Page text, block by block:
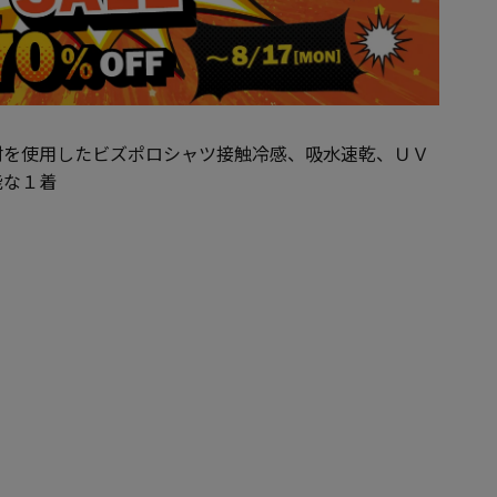
使用したビズポロシャツ接触冷感、吸水速乾、ＵＶ
１着